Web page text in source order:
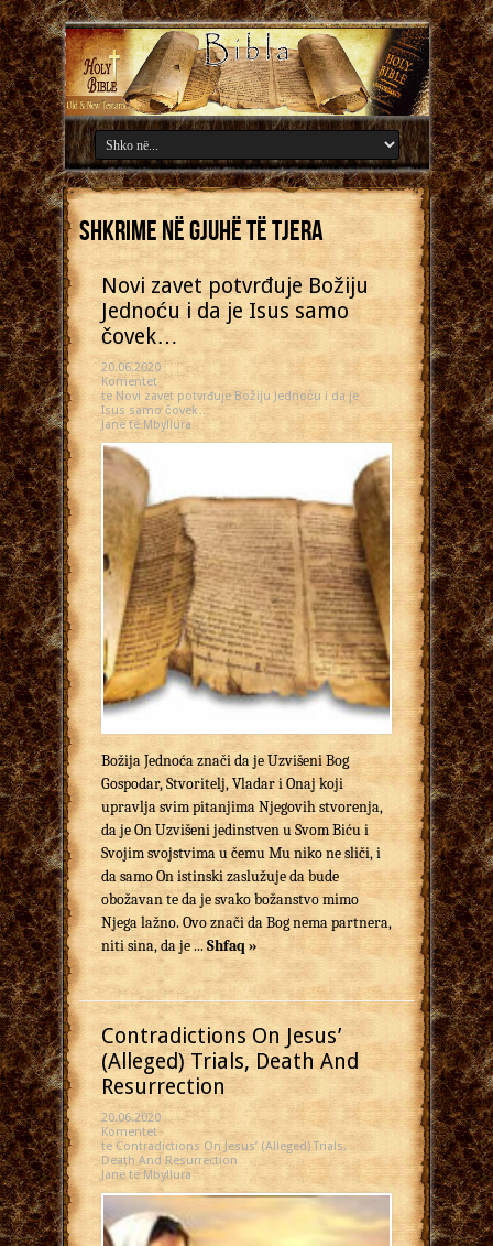
Shkrime në gjuhë të tjera
Novi zavet potvrđuje Božiju
Jednoću i da je Isus samo
čovek…
20.06.2020
Komentet
te Novi zavet potvrđuje Božiju Jednoću i da je
Isus samo čovek…
Janë të Mbyllura
Božija Jednoća znači da je Uzvišeni Bog
Gospodar, Stvoritelj, Vladar i Onaj koji
upravlja svim pitanjima Njegovih stvorenja,
da je On Uzvišeni jedinstven u Svom Biću i
Svojim svojstvima u čemu Mu niko ne sliči, i
da samo On istinski zaslužuje da bude
obožavan te da je svako božanstvo mimo
Njega lažno. Ovo znači da Bog nema partnera,
niti sina, da je ...Shfaq »
Contradictions On Jesus’
(Alleged) Trials, Death And
Resurrection
20.06.2020
Komentet
te Contradictions On Jesus’ (Alleged) Trials,
Death And Resurrection
Janë të Mbyllura